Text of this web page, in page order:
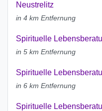
Neustrelitz
in 4 km Entfernung
Spirituelle
in 5 km Entfernung
Spirituelle
in 6 km Entfernung
Spirituelle